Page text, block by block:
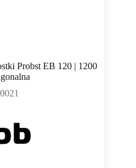
Probst EB 120 | 1200